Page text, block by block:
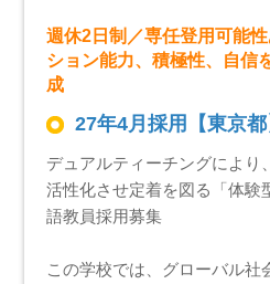
週休2日制／専任登用可能
ション能力、積極性、自信
成
27年4月採用【東京
デュアルティーチングにより
活性化させ定着を図る「体験
語教員採用募集
この学校では、グローバル社